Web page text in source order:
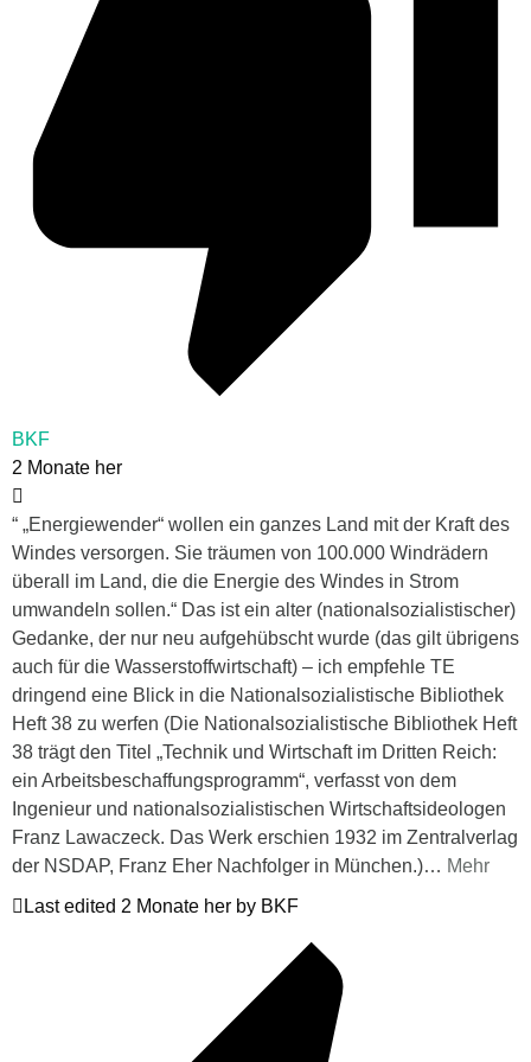
BKF
2 Monate her
“ „Energiewender“ wollen ein ganzes Land mit der Kraft des
Windes versorgen. Sie träumen von 100.000 Windrädern
überall im Land, die die Energie des Windes in Strom
umwandeln sollen.“ Das ist ein alter (nationalsozialistischer)
Gedanke, der nur neu aufgehübscht wurde (das gilt übrigens
auch für die Wasserstoffwirtschaft) – ich empfehle TE
dringend eine Blick in die Nationalsozialistische Bibliothek
Heft 38 zu werfen (Die Nationalsozialistische Bibliothek Heft
38 trägt den Titel „Technik und Wirtschaft im Dritten Reich:
ein Arbeitsbeschaffungsprogramm“, verfasst von dem
Ingenieur und nationalsozialistischen Wirtschaftsideologen
Franz Lawaczeck. Das Werk erschien 1932 im Zentralverlag
der NSDAP, Franz Eher Nachfolger in München.)… Mehr
Last edited 2 Monate her by BKF